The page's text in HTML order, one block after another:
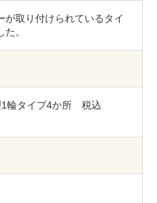
が取り付けられているタイ
。
1輪タイプ4か所 税込